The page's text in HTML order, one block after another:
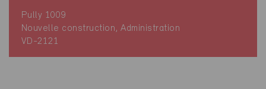
Pully 1009
Nouvelle construction, Administration
VD-2121